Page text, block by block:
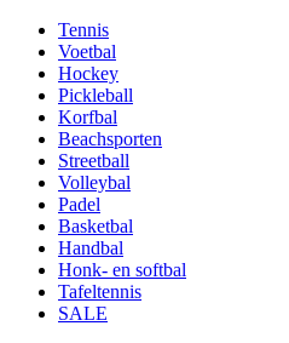
Tennis
Voetbal
Hockey
Pickleball
Korfbal
Beachsporten
Streetball
Volleybal
Padel
Basketbal
Handbal
Honk- en softbal
Tafeltennis
SALE